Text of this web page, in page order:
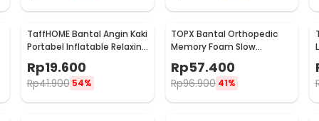
TaffHOME Bantal Angin Kaki
Portabel Inflatable Relaxing
Feet Pillow - IAF-05
Rp19.600
Rp41.900 54%
TOPX Bantal Orthopedic
Memory Foam Slow
Rebound Pillow
48.5x28.5cm - TC100
Rp57.400
Rp96.900 41%